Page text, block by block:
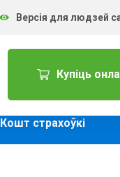
Версія для людзей
Купіць
Кошт страхоўкi